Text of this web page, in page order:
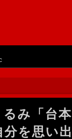
るみ「台本
を思い出